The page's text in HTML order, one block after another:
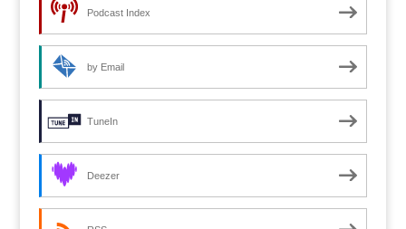
Podcast Index
by Email
TuneIn
Deezer